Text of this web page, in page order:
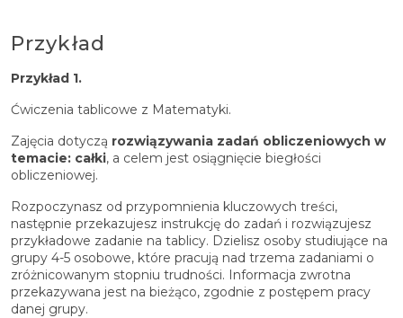
Przykład
Przykład 1.
Ćwiczenia tablicowe z Matematyki.
Zajęcia dotyczą rozwiązywania zadań obliczeniowych w
temacie: całki, a celem jest osiągnięcie biegłości
obliczeniowej.
Rozpoczynasz od przypomnienia kluczowych treści,
następnie przekazujesz instrukcję do zadań i rozwiązujesz
przykładowe zadanie na tablicy. Dzielisz osoby studiujące na
grupy 4-5 osobowe, które pracują nad trzema zadaniami o
zróżnicowanym stopniu trudności. Informacja zwrotna
przekazywana jest na bieżąco, zgodnie z postępem pracy
danej grupy.